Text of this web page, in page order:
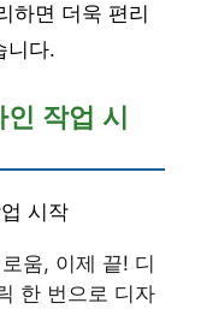
하면 더욱 편리
니다.
작업 시
시작
움, 이제 끝! 디
한 번으로 디자